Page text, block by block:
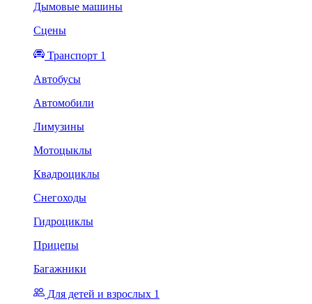
Дымовые машины
Сцены
Транспорт 1
Автобусы
Автомобили
Лимузины
Мотоцыклы
Квадроциклы
Снегоходы
Гидроциклы
Прицепы
Багажники
Для детей и взрослых 1